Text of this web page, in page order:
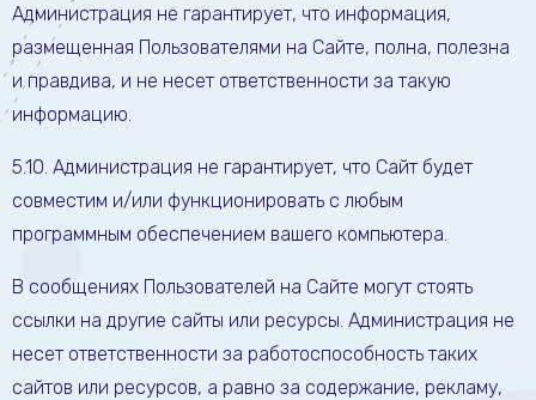
Администрация не гарантирует, что информация,
размещенная Пользователями на Сайте, полна, полезна
и правдива, и не несет ответственности за такую
информацию.
5.10. Администрация не гарантирует, что Сайт будет
совместим и/или функционировать с любым
программным обеспечением вашего компьютера.
В сообщениях Пользователей на Сайте могут стоять
ссылки на другие сайты или ресурсы. Администрация не
несет ответственности за работоспособность таких
сайтов или ресурсов, а равно за содержание, рекламу,